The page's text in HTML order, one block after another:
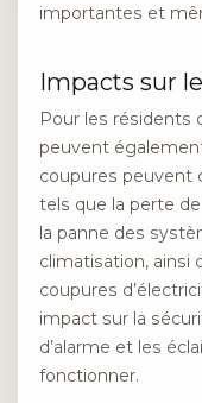
importantes et
Impacts sur
Pour les résidents
peuvent
coupures peuvent
tels que la perte
la panne des
climatisation, ainsi
coupures
impact sur la
d’alarme et les
fonctionner.